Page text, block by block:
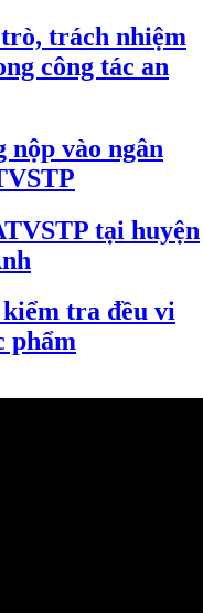
trách nhiệm
công tác an
nộp vào ngân
tại huyện
tra đều vi
phẩm